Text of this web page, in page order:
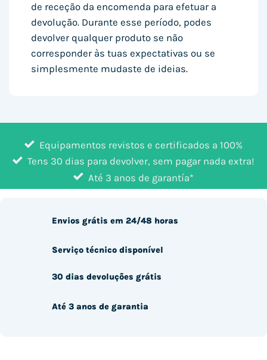
de receção da encomenda para efetuar a
devolução. Durante esse período, podes
devolver qualquer produto se não
corresponder às tuas expectativas ou se
simplesmente mudaste de ideias.
Equipamentos revistos e certificados a 100%
Tens 30 dias para devolver, sem pagar nada extra!
Até 3 anos de garantía*
Envios grátis em 24/48 horas
Serviço técnico disponível
30 dias devoluções grátis
Até 3 anos de garantia